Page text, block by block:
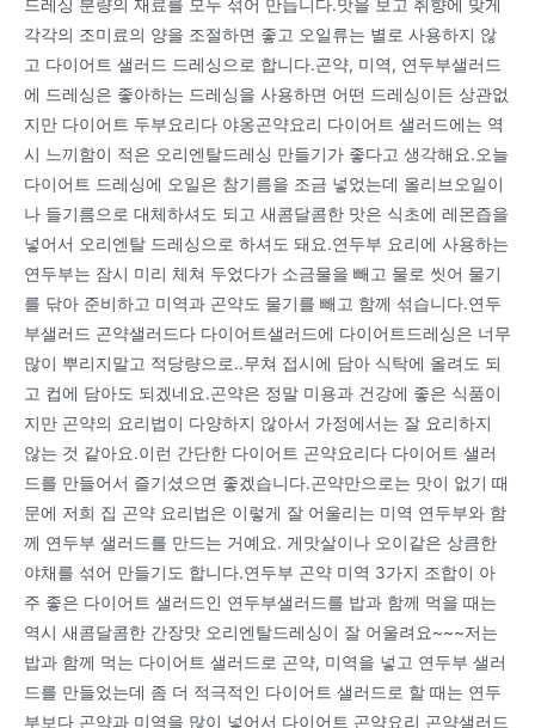
드레싱 분량의 재료를 모두 섞어 만듭니다.맛을 보고 취향에 맞게
각각의 조미료의 양을 조절하면 좋고 오일류는 별로 사용하지 않
고 다이어트 샐러드 드레싱으로 합니다.곤약, 미역, 연두부샐러드
에 드레싱은 좋아하는 드레싱을 사용하면 어떤 드레싱이든 상관없
지만 다이어트 두부요리다 야옹곤약요리 다이어트 샐러드에는 역
시 느끼함이 적은 오리엔탈드레싱 만들기가 좋다고 생각해요.오늘
다이어트 드레싱에 오일은 참기름을 조금 넣었는데 올리브오일이
나 들기름으로 대체하셔도 되고 새콤달콤한 맛은 식초에 레몬즙을
넣어서 오리엔탈 드레싱으로 하셔도 돼요.연두부 요리에 사용하는
연두부는 잠시 미리 체쳐 두었다가 소금물을 빼고 물로 씻어 물기
를 닦아 준비하고 미역과 곤약도 물기를 빼고 함께 섞습니다.연두
부샐러드 곤약샐러드다 다이어트샐러드에 다이어트드레싱은 너무
많이 뿌리지말고 적당량으로..무쳐 접시에 담아 식탁에 올려도 되
고 컵에 담아도 되겠네요.곤약은 정말 미용과 건강에 좋은 식품이
지만 곤약의 요리법이 다양하지 않아서 가정에서는 잘 요리하지
않는 것 같아요.이런 간단한 다이어트 곤약요리다 다이어트 샐러
드를 만들어서 즐기셨으면 좋겠습니다.곤약만으로는 맛이 없기 때
문에 저희 집 곤약 요리법은 이렇게 잘 어울리는 미역 연두부와 함
께 연두부 샐러드를 만드는 거예요. 게맛살이나 오이같은 상큼한
야채를 섞어 만들기도 합니다.연두부 곤약 미역 3가지 조합이 아
주 좋은 다이어트 샐러드인 연두부샐러드를 밥과 함께 먹을 때는
역시 새콤달콤한 간장맛 오리엔탈드레싱이 잘 어울려요~~~저는
밥과 함께 먹는 다이어트 샐러드로 곤약, 미역을 넣고 연두부 샐러
드를 만들었는데 좀 더 적극적인 다이어트 샐러드로 할 때는 연두
부보다 곤약과 미역을 많이 넣어서 다이어트 곤약요리 곤약샐러드